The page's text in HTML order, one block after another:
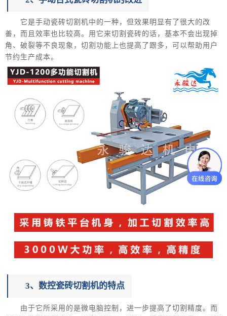
它是手动瓷砖切割机中的一种，但效果明显有了很大的改
善，而且效率也比较高。用它来切割瓷砖的话，基本不会出现掉
角、破裂等不良现象，切割功能上也提高了跟多，可以帮助用户
节约生产成本。
3、数控瓷砖切割机的特点
由于它所采用的是微电脑控制，进一步提高了切割精度。而